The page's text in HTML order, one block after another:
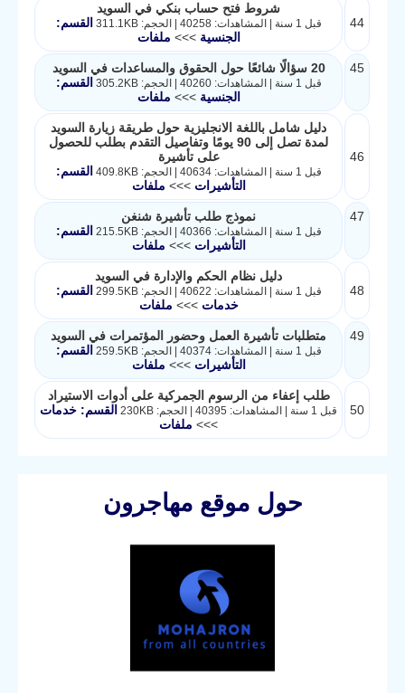
44
شروط فتح حساب بنكي في السويد
قبل 1 سنة | المشاهدات: 40258 | الحجم: 311.1KB
القسم:
الجنسية>>> ملفات
45 20 سؤالًا شائعًا حول الحقوق والمساعدات في السويد
قبل 1 سنة | المشاهدات: 40260 | الحجم: 305.2KB
القسم:
الجنسية>>> ملفات
46
دليل شامل باللغة الانجليزية حول طريقة زيارة السويد
لمدة تصل إلى 90 يومًا وتفاصيل التقدم بطلب للحصول
على تأشيرة
قبل 1 سنة | المشاهدات: 40634 | الحجم: 409.8KB
القسم:
التأشيرات>>> ملفات
47 نموذج طلب تأشيرة شنغن
قبل 1 سنة | المشاهدات: 40366 | الحجم: 215.5KB
القسم:
التأشيرات>>> ملفات
48
دليل نظام الحكم والإدارة في السويد
قبل 1 سنة | المشاهدات: 40622 | الحجم: 299.5KB
القسم:
خدمات>>> ملفات
49 متطلبات تأشيرة العمل وحضور المؤتمرات في السويد
قبل 1 سنة | المشاهدات: 40374 | الحجم: 259.5KB
القسم:
التأشيرات>>> ملفات
50
طلب إعفاء من الرسوم الجمركية على أدوات الاستيراد
قبل 1 سنة | المشاهدات: 40395 | الحجم: 230KB
القسم: خدمات
>>> ملفات
حول موقع مهاجرون